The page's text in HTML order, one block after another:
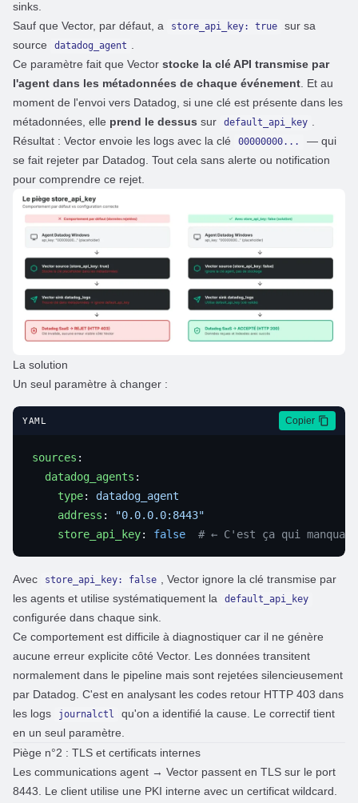
sinks.
Sauf que Vector, par défaut, a
store_api_key: true
sur sa
source
datadog_agent .
Ce paramètre fait que Vector stocke la clé API transmise par
l'agent dans les métadonnées de chaque événement. Et au
moment de l'envoi vers Datadog, si une clé est présente dans les
métadonnées, elle prend le dessus sur default_api_key .
Résultat : Vector envoie les logs avec la clé
00000000...
— qui
se fait rejeter par Datadog. Tout cela sans alerte ou notification
pour comprendre ce rejet.
La solution
Un seul paramètre à changer :
YAML Copier
sources
  datadog_agents
    type
:
    address
:
    store_api_key
: false
Avec store_api_key: false , Vector ignore la clé transmise par
les agents et utilise systématiquement la
default_api_key
configurée dans chaque sink.
Ce comportement est difficile à diagnostiquer car il ne génère
aucune erreur explicite côté Vector. Les données transitent
normalement dans le pipeline mais sont rejetées silencieusement
par Datadog. C'est en analysant les codes retour HTTP 403 dans
les logs
journalctl
qu'on a identifié la cause. Le correctif tient
en un seul paramètre.
Piège n°2 : TLS et certificats internes
Les communications agent → Vector passent en TLS sur le port
8443. Le client utilise une PKI interne avec un certificat wildcard.